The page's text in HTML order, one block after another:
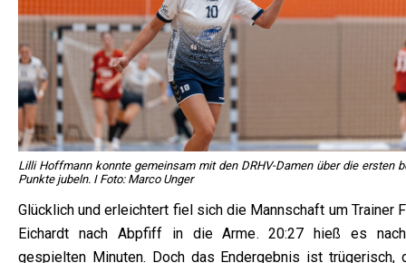
Lilli Hoffmann konnte gemeinsam mit den DRHV-Damen über die ersten
Punkte jubeln. I Foto: Marco Unger
Glücklich und erleichtert fiel sich die Mannschaft um Trainer
Eichardt nach Abpfiff in die Arme. 20:27 hieß es
gespielten Minuten. Doch das Endergebnis ist trügerisch,